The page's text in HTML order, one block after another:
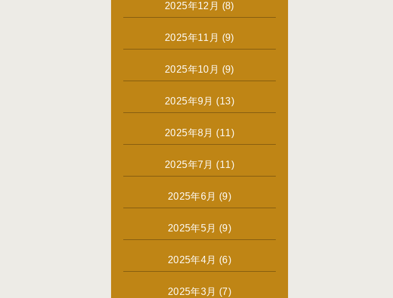
2025年12月 (8)
2025年11月 (9)
2025年10月 (9)
2025年9月 (13)
2025年8月 (11)
2025年7月 (11)
2025年6月 (9)
2025年5月 (9)
2025年4月 (6)
2025年3月 (7)